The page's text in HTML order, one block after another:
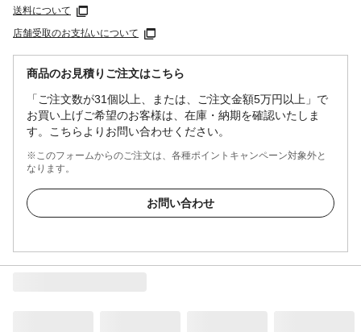
送料について
店舗受取のお支払いについて
商品のお見積りご注文はこちら
「ご注文数が31個以上、または、ご注文金額5万円以上」で
お買い上げご希望のお客様は、在庫・納期を確認いたしま
す。こちらよりお問い合わせください。
※このフォームからのご注文は、各種ポイントキャンペーン対象外と
なります。
お問い合わせ